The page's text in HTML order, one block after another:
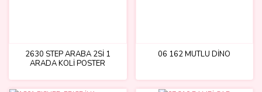
2630 STEP ARABA 2Sİ 1
ARADA KOLİ POSTER
06 162 MUTLU DİNO